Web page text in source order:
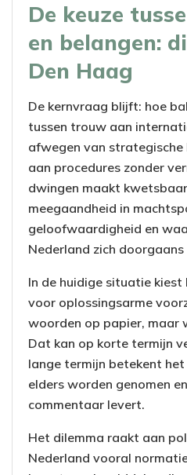
De keuze
en belangen:
Den Haag
De kernvraag blijft: hoe
tussen trouw aan
afwegen van strategische
aan procedures zonder
dwingen maakt
meegaandheid in
geloofwaardigheid en
Nederland zich doorgaans
In de huidige situatie
voor oplossingsarme
woorden op papier, maar
Dat kan op korte termijn
lange termijn betekent
elders worden genomen
commentaar levert.
Het dilemma raakt aan
Nederland vooral